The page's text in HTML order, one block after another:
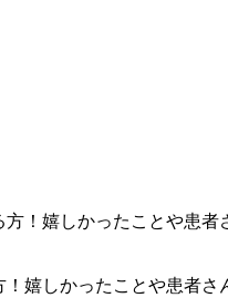
嬉しかったことや患者さ